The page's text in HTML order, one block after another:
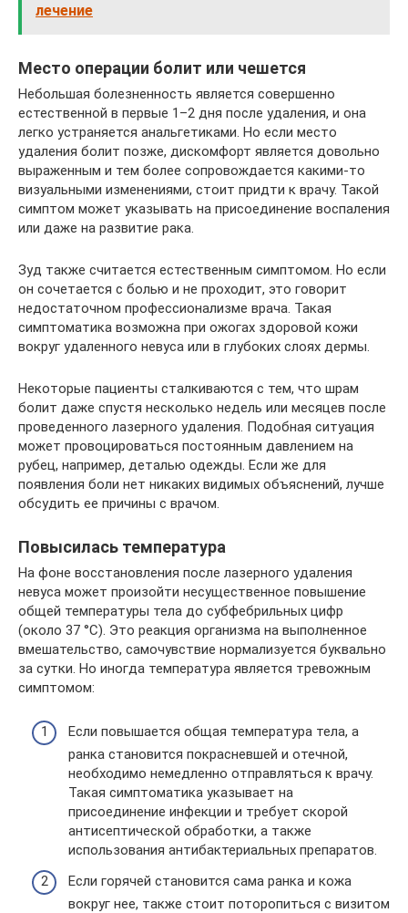
лечение
Место операции болит или чешется
Небольшая болезненность является совершенно
естественной в первые 1–2 дня после удаления, и она
легко устраняется анальгетиками. Но если место
удаления болит позже, дискомфорт является довольно
выраженным и тем более сопровождается какими-то
визуальными изменениями, стоит придти к врачу. Такой
симптом может указывать на присоединение воспаления
или даже на развитие рака.
Зуд также считается естественным симптомом. Но если
он сочетается с болью и не проходит, это говорит
недостаточном профессионализме врача. Такая
симптоматика возможна при ожогах здоровой кожи
вокруг удаленного невуса или в глубоких слоях дермы.
Некоторые пациенты сталкиваются с тем, что шрам
болит даже спустя несколько недель или месяцев после
проведенного лазерного удаления. Подобная ситуация
может провоцироваться постоянным давлением на
рубец, например, деталью одежды. Если же для
появления боли нет никаких видимых объяснений, лучше
обсудить ее причины с врачом.
Повысилась температура
На фоне восстановления после лазерного удаления
невуса может произойти несущественное повышение
общей температуры тела до субфебрильных цифр
(около 37 °С). Это реакция организма на выполненное
вмешательство, самочувствие нормализуется буквально
за сутки. Но иногда температура является тревожным
симптомом:
Если повышается общая температура тела, а
ранка становится покрасневшей и отечной,
необходимо немедленно отправляться к врачу.
Такая симптоматика указывает на
присоединение инфекции и требует скорой
антисептической обработки, а также
использования антибактериальных препаратов.
Если горячей становится сама ранка и кожа
вокруг нее, также стоит поторопиться с визитом